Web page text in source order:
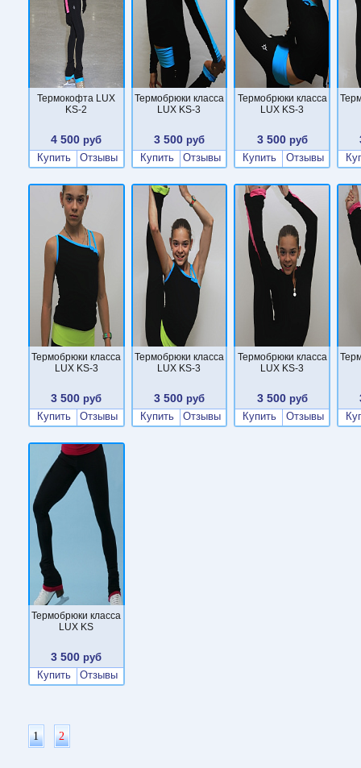
Термокофта LUX
KS-2
4 500 руб
Купить
Отзывы
Термобрюки класса
LUX KS-3
3 500 руб
Купить
Отзывы
Термобрюки класса
LUX KS-3
3 500руб
Купить
Отзывы
Термобрюки класса
LUX KS-3
3 500 руб
Купить
Отзывы
Термобрюки класса
LUX KS-3
3 500 руб
Купить
Отзывы
Термобрюки класса
LUX KS-3
3 500руб
Купить
Отзывы
Термобрюки класса
LUX KS
3 500 руб
Купить
Отзывы
1 2